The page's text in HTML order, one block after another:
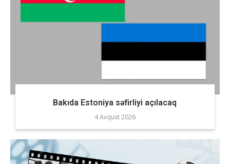
Bakıda Estoniya səfirliyi açılacaq
4 Avqust 2026